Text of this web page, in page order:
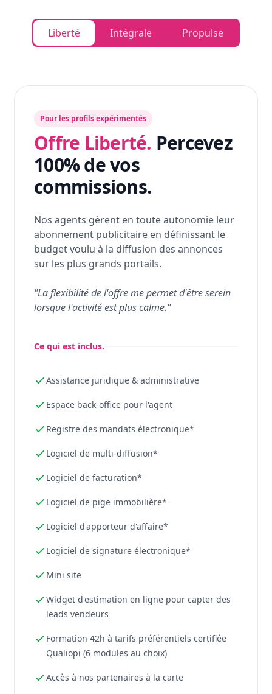
Liberté Intégrale Propulse
Pour les profils expérimentés
Offre Liberté. Percevez
100% de vos
commissions.
Nos agents gèrent en toute autonomie leur
abonnement publicitaire en définissant le
budget voulu à la diffusion des annonces
sur les plus grands portails.
"La flexibilité de l'offre me permet d'être serein
lorsque l'activité est plus calme."
Ce qui est inclus.
Assistance juridique & administrative
Espace back-office pour l'agent
Registre des mandats électronique*
Logiciel de multi-diffusion*
Logiciel de facturation*
Logiciel de pige immobilière*
Logiciel d'apporteur d'affaire*
Logiciel de signature électronique*
Mini site
Widget d'estimation en ligne pour capter des
leads vendeurs
Formation 42h à tarifs préférentiels certifiée
Qualiopi (6 modules au choix)
Accès à nos partenaires à la carte